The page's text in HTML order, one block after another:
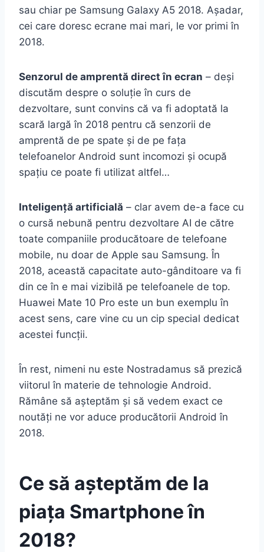
sau chiar pe Samsung Galaxy A5 2018. Așadar,
cei care doresc ecrane mai mari, le vor primi în
2018.
Senzorul de amprentă direct în ecran – deși
discutăm despre o soluție în curs de
dezvoltare, sunt convins că va fi adoptată la
scară largă în 2018 pentru că senzorii de
amprentă de pe spate și de pe fața
telefoanelor Android sunt incomozi și ocupă
spațiu ce poate fi utilizat altfel…
Inteligență artificială – clar avem de-a face cu
o cursă nebună pentru dezvoltare AI de către
toate companiile producătoare de telefoane
mobile, nu doar de Apple sau Samsung. În
2018, această capacitate auto-gânditoare va fi
din ce în e mai vizibilă pe telefoanele de top.
Huawei Mate 10 Pro este un bun exemplu în
acest sens, care vine cu un cip special dedicat
acestei funcții.
În rest, nimeni nu este Nostradamus să prezică
viitorul în materie de tehnologie Android.
Rămâne să așteptăm și să vedem exact ce
noutăți ne vor aduce producătorii Android în
2018.
Ce să așteptăm de la
piața Smartphone în
2018?